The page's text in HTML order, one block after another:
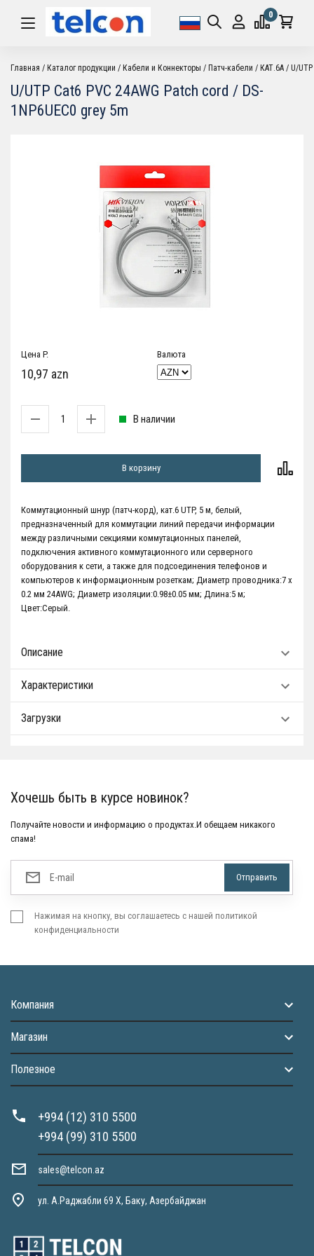
0
Главная Каталог продукции Кабели и Коннекторы Патч-кабели КАТ.6А U/
U/UTP Cat6 PVC 24AWG Patch cord / DS-
1NP6UEC0 grey 5m
Цена P.
10,97 azn
Валюта
В наличии
В корзину
Коммутационный шнур (патч-корд), кат.6 UTP, 5 м, белый,
предназначенный для коммутации линий передачи информации
между различными секциями коммутационных панелей,
подключения активного коммутационного или серверного
оборудования к сети, а также для подсоединения телефонов и
компьютеров к информационным розеткам; Диаметр проводника:7 х
0.2 мм 24AWG; Диаметр изоляции:0.98±0.05 мм; Длина:5 м;
Цвет:Серый.
Описание
Характеристики
Загрузки
Хочешь быть в курсе новинок?
Получайте новости и информацию о продуктах.И обещаем никакого
спама!
Нажимая на кнопку, вы соглашаетесь с нашей политикой
конфиденциальности
Компания
Магазин
Полезное
+994 (12) 310 5500
+994 (99) 310 5500
sales@telcon.az
ул. А.Раджабли 69 X, Баку, Азербайджан